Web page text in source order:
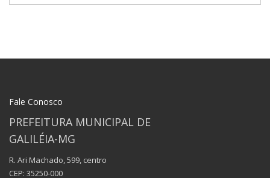
Fale Conosco
PREFEITURA MUNICIPAL DE
GALILÉIA-MG
R. Ari Machado, 599, centro
CEP: 35250-000